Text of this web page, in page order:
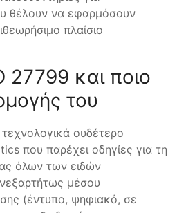
θέλουν να εφαρμόσουν
πλαίσιο
27799 και ποιο
του
ουδέτερο
που παρέχει οδηγίες για τη
όλων των ειδών
μέσου
(έντυπο, ψηφιακό, σε